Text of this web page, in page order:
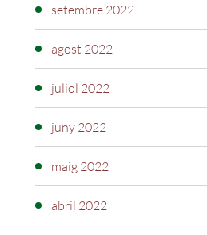
setembre 2022
agost 2022
juliol 2022
juny 2022
maig 2022
abril 2022